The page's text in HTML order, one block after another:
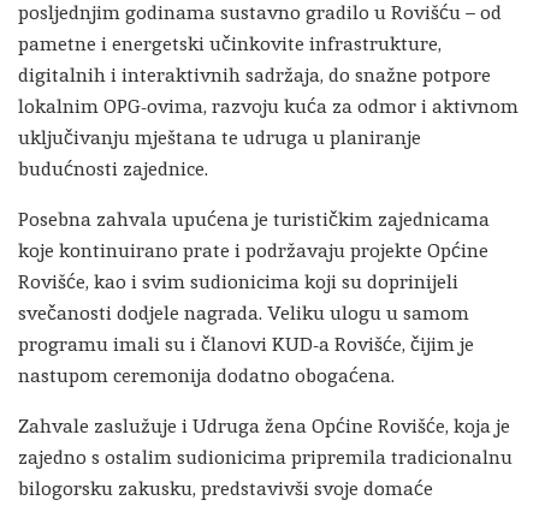
posljednjim godinama sustavno gradilo u Rovišću – od
pametne i energetski učinkovite infrastrukture,
digitalnih i interaktivnih sadržaja, do snažne potpore
lokalnim OPG-ovima, razvoju kuća za odmor i aktivnom
uključivanju mještana te udruga u planiranje
budućnosti zajednice.
Posebna zahvala upućena je turističkim zajednicama
koje kontinuirano prate i podržavaju projekte Općine
Rovišće, kao i svim sudionicima koji su doprinijeli
svečanosti dodjele nagrada. Veliku ulogu u samom
programu imali su i članovi KUD-a Rovišće, čijim je
nastupom ceremonija dodatno obogaćena.
Zahvale zaslužuje i Udruga žena Općine Rovišće, koja je
zajedno s ostalim sudionicima pripremila tradicionalnu
bilogorsku zakusku, predstavivši svoje domaće